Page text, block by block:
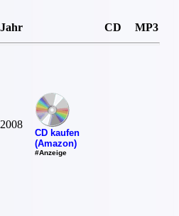
Jahr CD MP3
2008
CD kaufen
(Amazon)
#Anzeige